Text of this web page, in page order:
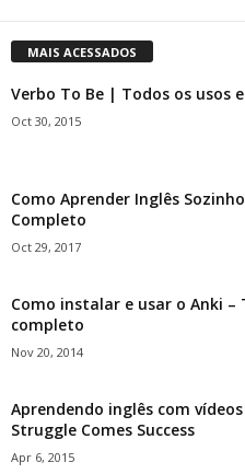
MAIS ACESSADOS
Verbo To Be | Todos os usos
Oct 30, 2015
Como Aprender Inglês
Completo
Oct 29, 2017
Como instalar e usar o Anki –
completo
Nov 20, 2014
Aprendendo inglês com
Struggle Comes Success
Apr 6, 2015